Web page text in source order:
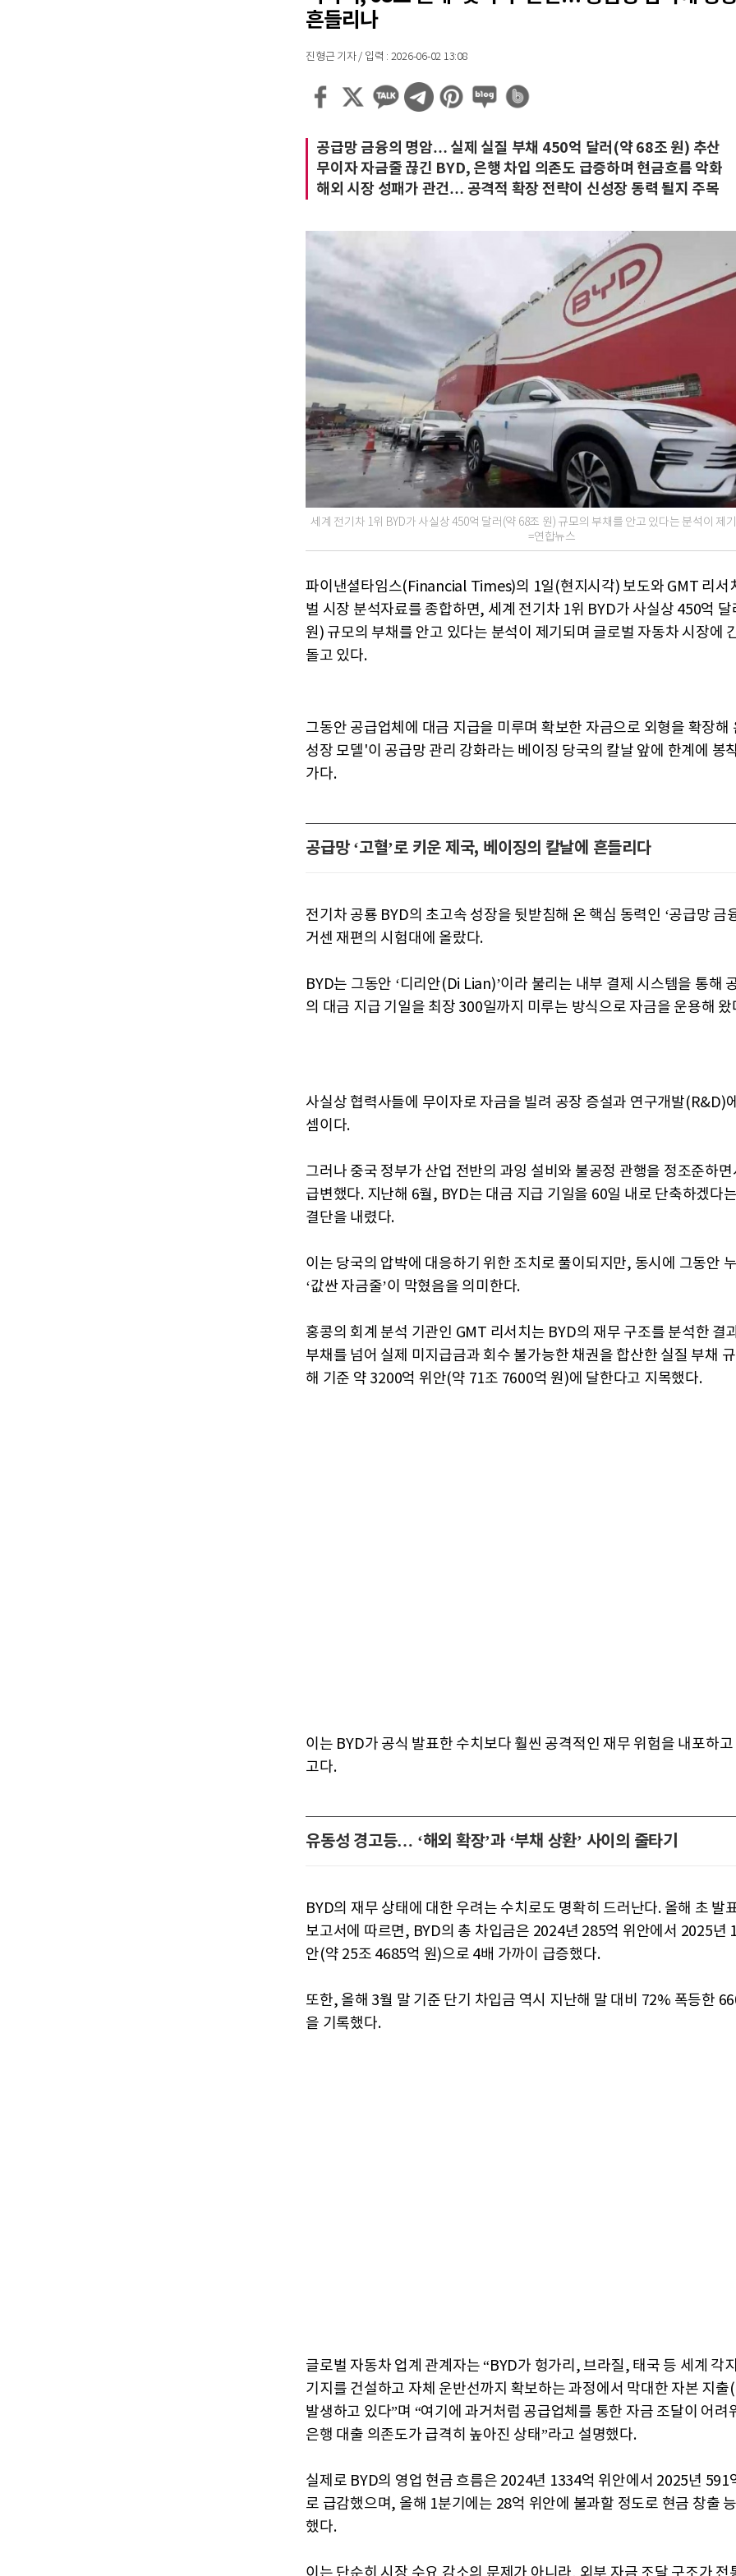
흔들리나
진형근 기자 / 입력 : 2026-06-02 13:08
공급망 금융의 명암… 실제 실질 부채 450억 달러(약 68조 원) 추산
무이자 자금줄 끊긴 BYD, 은행 차입 의존도 급증하며 현금흐름 악화
해외 시장 성패가 관건… 공격적 확장 전략이 신성장 동력 될지 주목
세계 전기차 1위 BYD가 사실상 450억 달러(약 68조 원) 규모의 부채를 안고 있다는 분석이 제
=연합뉴스
파이낸셜타임스(Financial Times)의 1일(현지시각) 보도와 GMT 리서
벌 시장 분석자료를 종합하면, 세계 전기차 1위 BYD가 사실상 450억
원) 규모의 부채를 안고 있다는 분석이 제기되며 글로벌 자동차 시장에
돌고 있다.
그동안 공급업체에 대금 지급을 미루며 확보한 자금으로 외형을 확장해
성장 모델'이 공급망 관리 강화라는 베이징 당국의 칼날 앞에 한계에 봉
가다.
공급망 ‘고혈’로 키운 제국, 베이징의 칼날에 흔들리다
전기차 공룡 BYD의 초고속 성장을 뒷받침해 온 핵심 동력인 ‘공급망 금
거센 재편의 시험대에 올랐다.
BYD는 그동안 ‘디리안(Di Lian)’이라 불리는 내부 결제 시스템을 통해
의 대금 지급 기일을 최장 300일까지 미루는 방식으로 자금을 운용해 왔
사실상 협력사들에 무이자로 자금을 빌려 공장 증설과 연구개발(R&D)
셈이다.
그러나 중국 정부가 산업 전반의 과잉 설비와 불공정 관행을 정조준하
급변했다. 지난해 6월, BYD는 대금 지급 기일을 60일 내로 단축하겠다
결단을 내렸다.
이는 당국의 압박에 대응하기 위한 조치로 풀이되지만, 동시에 그동안
‘값싼 자금줄’이 막혔음을 의미한다.
홍콩의 회계 분석 기관인 GMT 리서치는 BYD의 재무 구조를 분석한 결
부채를 넘어 실제 미지급금과 회수 불가능한 채권을 합산한 실질 부채
해 기준 약 3200억 위안(약 71조 7600억 원)에 달한다고 지목했다.
이는 BYD가 공식 발표한 수치보다 훨씬 공격적인 재무 위험을 내포하고
고다.
유동성 경고등… ‘해외 확장’과 ‘부채 상환’ 사이의 줄타기
BYD의 재무 상태에 대한 우려는 수치로도 명확히 드러난다. 올해 초 발
보고서에 따르면, BYD의 총 차입금은 2024년 285억 위안에서 2025년
안(약 25조 4685억 원)으로 4배 가까이 급증했다.
또한, 올해 3월 말 기준 단기 차입금 역시 지난해 말 대비 72% 폭등한
을 기록했다.
글로벌 자동차 업계 관계자는 “BYD가 헝가리, 브라질, 태국 등 세계 각
기지를 건설하고 자체 운반선까지 확보하는 과정에서 막대한 자본 지출
발생하고 있다”며 “여기에 과거처럼 공급업체를 통한 자금 조달이 어려
은행 대출 의존도가 급격히 높아진 상태”라고 설명했다.
실제로 BYD의 영업 현금 흐름은 2024년 1334억 위안에서 2025년 591
로 급감했으며, 올해 1분기에는 28억 위안에 불과할 정도로 현금 창출
했다.